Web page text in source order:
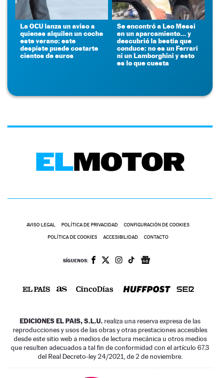
La OCU lanza un aviso a
quienes alquilen un coche
este verano: este
despiste puede costarte
cientos de euros
Se encontró a Leo Messi
en un aparcamiento... y
descubrió la bestia que
conduce: no es un Ferrari
ni un Lamborghini y esto
es lo que cuesta
AVISO LEGAL POLÍTICA DE PRIVACIDAD CONFIGURACIÓN DE COOKIES
POLÍTICA DE COOKIES ACCESIBILIDAD CONTACTO
SÍGUENOS:
EDICIONES EL PAIS, S.L.U. realiza una reserva expresa de las
reproducciones y usos de las obras y otras prestaciones accesibles
desde este sitio web a medios de lectura mecánica u otros medios
que resulten adecuados a tal fin de conformidad con el artículo 67.3
del Real Decreto-ley 24/2021, de 2 de noviembre.